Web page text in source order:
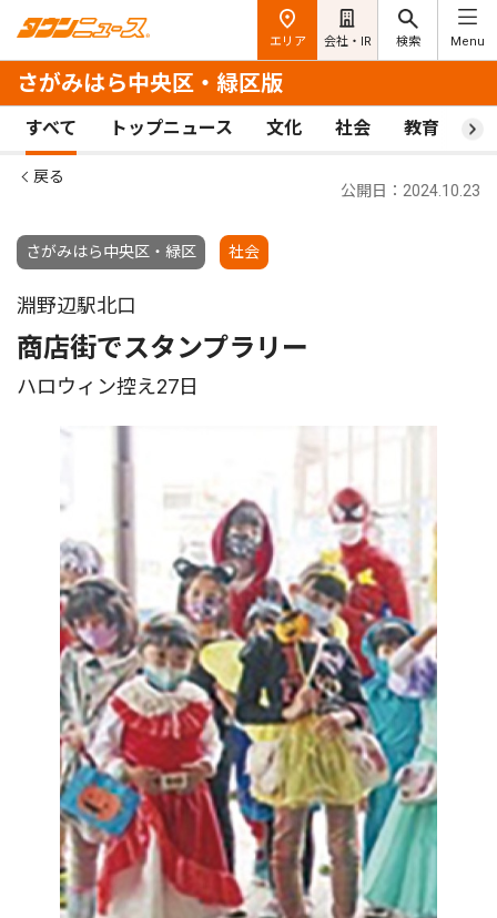
エリア 会社・IR 検索 Menu
さがみはら中央区・緑区版
すべて トップニュース 文化 社会 教育 ス
戻る
さがみはら中央区・緑区 社会
公開日：2024.10.23
淵野辺駅北口
商店街でスタンプラリー
ハロウィン控え27日